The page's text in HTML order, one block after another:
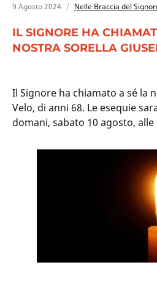
9 Agosto 2024 Nelle Braccia del
IL SIGNORE HA
NOSTRA SORELLA
Il Signore ha chiamato a sé la
Velo, di anni 68. Le esequie
domani, sabato 10 agosto, alle